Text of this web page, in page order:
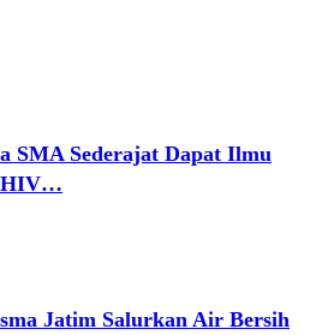
SMA Sederajat Dapat Ilmu
HIV…
Jatim Salurkan Air Bersih